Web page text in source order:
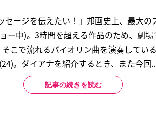
セージを伝えたい！」邦画史上、最大
ー中)。3時間を超える作品のため、劇
こで流れるバイオリン曲を演奏してい
。ダイアナを紹介するとき、また今回
記事の続きを読む